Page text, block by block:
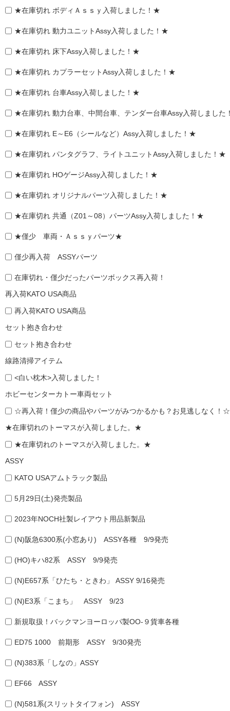
★在庫切れ ボディＡｓｓｙ入荷しました！★
★在庫切れ 動力ユニットAssy入荷しました！★
★在庫切れ 床下Assy入荷しました！★
★在庫切れ カプラーセットAssy入荷しました！★
★在庫切れ 台車Assy入荷しました！★
★在庫切れ 動力台車、中間台車、テンダー台車Assy入荷しまし
★在庫切れ E～E6（シールなど）Assy入荷しました！★
★在庫切れ パンタグラフ、ライトユニットAssy入荷しました！★
★在庫切れ HOゲージAssy入荷しました！★
★在庫切れ オリジナルパーツ入荷しました！★
★在庫切れ 共通（Z01～08）パーツAssy入荷しました！★
★僅少 車両・Ａｓｓｙパーツ★
僅少再入荷 ASSYパーツ
在庫切れ・僅少だったパーツボックス再入荷！
再入荷KATO USA商品
再入荷KATO USA商品
セット抱き合わせ
セット抱き合わせ
線路清掃アイテム
<白い枕木>入荷しました！
ホビーセンターカトー車両セット
☆再入荷！僅少の商品やパーツがみつかるかも？お見逃しなく！☆
★在庫切れのトーマスが入荷しました。★
★在庫切れのトーマスが入荷しました。★
ASSY
KATO USAアムトラック製品
5月29日(土)発売製品
2023年NOCH社製レイアウト用品新製品
(N)阪急6300系(小窓あり) ASSY各種 9/9発売
(HO)キハ82系 ASSY 9/9発売
(N)E657系「ひたち・ときわ」 ASSY 9/16発売
(N)E3系「こまち」 ASSY 9/23
新規取扱！バックマンヨーロッパ製OO-９貨車各種
ED75 1000 前期形 ASSY 9/30発売
(N)383系「しなの」ASSY
EF66 ASSY
(N)581系(スリットタイフォン) ASSY